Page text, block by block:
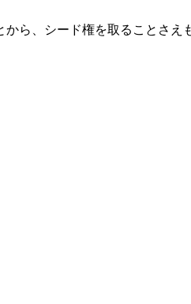
ら、シード権を取ることさえ